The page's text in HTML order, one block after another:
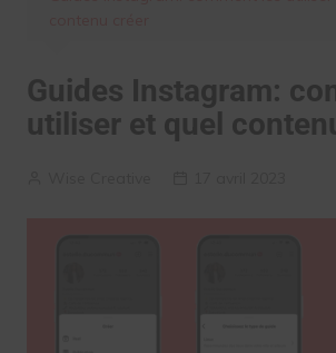
Guides Instagram:
utiliser et quel